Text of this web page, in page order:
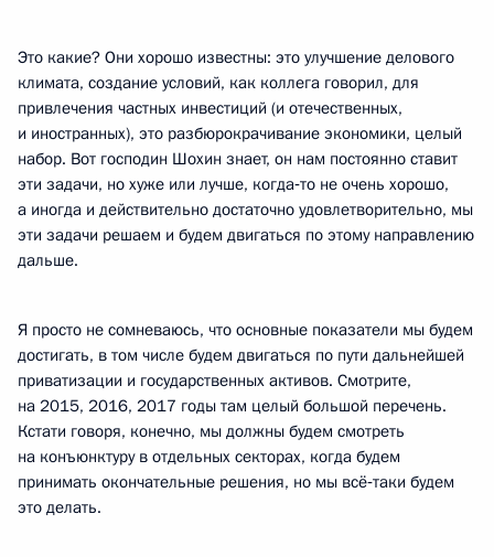
Это какие? Они хорошо известны: это улучшение делового
климата, создание условий, как коллега говорил, для
привлечения частных инвестиций (и отечественных,
и иностранных), это разбюрокрачивание экономики, целый
набор. Вот господин Шохин знает, он нам постоянно ставит
эти задачи, но хуже или лучше, когда‑то не очень хорошо,
а иногда и действительно достаточно удовлетворительно, мы
эти задачи решаем и будем двигаться по этому направлению
дальше.
Я просто не сомневаюсь, что основные показатели мы будем
достигать, в том числе будем двигаться по пути дальнейшей
приватизации и государственных активов. Смотрите,
на 2015, 2016, 2017 годы там целый большой перечень.
Кстати говоря, конечно, мы должны будем смотреть
на конъюнктуру в отдельных секторах, когда будем
принимать окончательные решения, но мы всё‑таки будем
это делать.